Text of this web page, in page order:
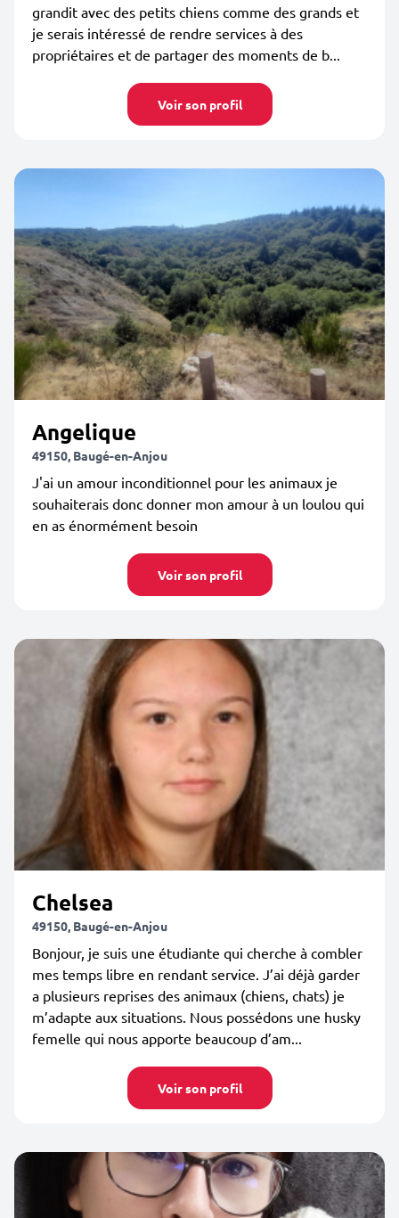
grandit avec des petits chiens comme des grands et
je serais intéressé de rendre services à des
propriétaires et de partager des moments de b...
Voir son profil
Angelique
49150, Baugé-en-Anjou
J'ai un amour inconditionnel pour les animaux je
souhaiterais donc donner mon amour à un loulou qui
en as énormément besoin
Voir son profil
Chelsea
49150, Baugé-en-Anjou
Bonjour, je suis une étudiante qui cherche à combler
mes temps libre en rendant service. J’ai déjà garder
a plusieurs reprises des animaux (chiens, chats) je
m’adapte aux situations. Nous possédons une husky
femelle qui nous apporte beaucoup d’am...
Voir son profil